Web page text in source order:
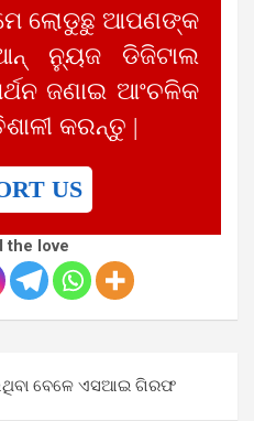
ଲୋଡୁଛୁ ଆପଣଙ୍କ
ନ୍ୟୁଜ ଡିଜିଟାଲ
ଜଣାଇ ଆଂଚଳିକ
କରନ୍ତୁ |
US
the love
ବେଳେ ଏସଆଇ ଗିରଫ